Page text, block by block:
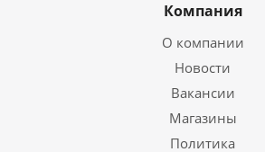
Компания
О компании
Новости
Вакансии
Магазины
Политика